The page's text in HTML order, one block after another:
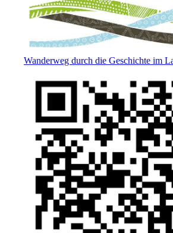
Wanderweg durch die Geschichte im